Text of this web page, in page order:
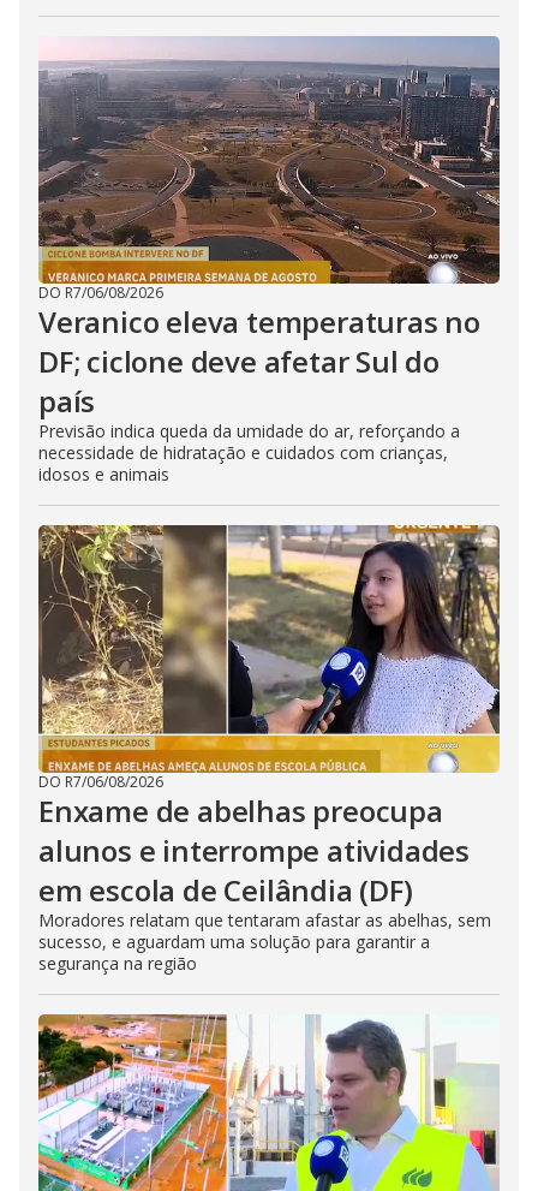
DO R7/06/08/2026
Veranico eleva temperaturas no
DF; ciclone deve afetar Sul do
país
Previsão indica queda da umidade do ar, reforçando a
necessidade de hidratação e cuidados com crianças,
idosos e animais
DO R7/06/08/2026
Enxame de abelhas preocupa
alunos e interrompe atividades
em escola de Ceilândia (DF)
Moradores relatam que tentaram afastar as abelhas, sem
sucesso, e aguardam uma solução para garantir a
segurança na região